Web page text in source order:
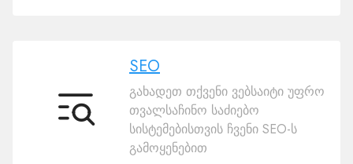
SEO
SEO
გახადეთ თქვენი ვებსაიტი უფრო
თვალსაჩინო საძიებო
სისტემებისთვის ჩვენი SEO-ს
გამოყენებით